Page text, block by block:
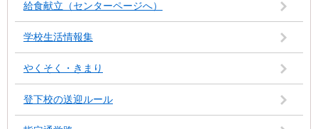
給食献立（センターページへ）
学校生活情報集
やくそく・きまり
登下校の送迎ルール